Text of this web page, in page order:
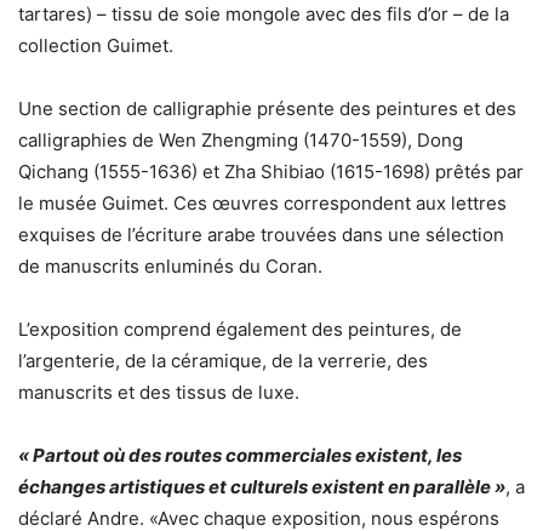
tartares) – tissu de soie mongole avec des fils d’or – de la
collection Guimet.
Une section de calligraphie présente des peintures et des
calligraphies de Wen Zhengming (1470-1559), Dong
Qichang (1555-1636) et Zha Shibiao (1615-1698) prêtés par
le musée Guimet. Ces œuvres correspondent aux lettres
exquises de l’écriture arabe trouvées dans une sélection
de manuscrits enluminés du Coran.
L’exposition comprend également des peintures, de
l’argenterie, de la céramique, de la verrerie, des
manuscrits et des tissus de luxe.
« Partout où des routes commerciales existent, les
échanges artistiques et culturels existent en parallèle », a
déclaré Andre. «Avec chaque exposition, nous espérons